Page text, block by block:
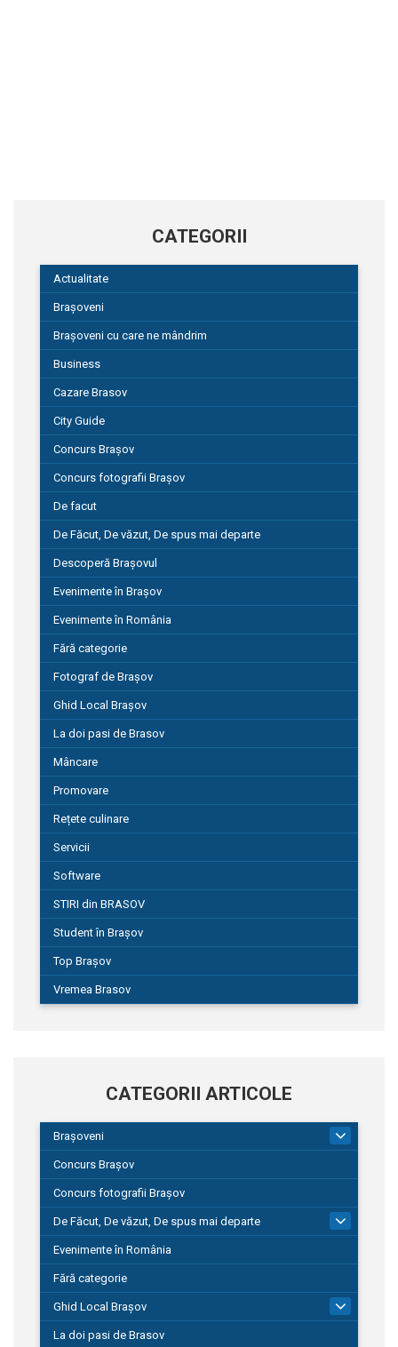
CATEGORII
Actualitate
Brașoveni
Brașoveni cu care ne mândrim
Business
Cazare Brasov
City Guide
Concurs Brașov
Concurs fotografii Brașov
De facut
De Făcut, De văzut, De spus mai departe
Descoperă Brașovul
Evenimente în Brașov
Evenimente în România
Fără categorie
Fotograf de Brașov
Ghid Local Brașov
La doi pasi de Brasov
Mâncare
Promovare
Rețete culinare
Servicii
Software
STIRI din BRASOV
Student în Brașov
Top Brașov
Vremea Brasov
CATEGORII ARTICOLE
Brașoveni
Concurs Brașov
Concurs fotografii Brașov
De Făcut, De văzut, De spus mai departe
149
Evenimente în România
Fără categorie
Ghid Local Brașov
La doi pasi de Brasov